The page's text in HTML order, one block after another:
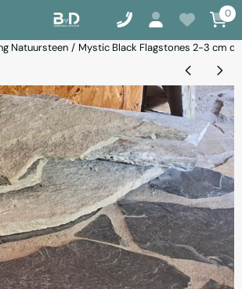
0
Natuursteen / Mystic Black Flagstones 2-3 cm